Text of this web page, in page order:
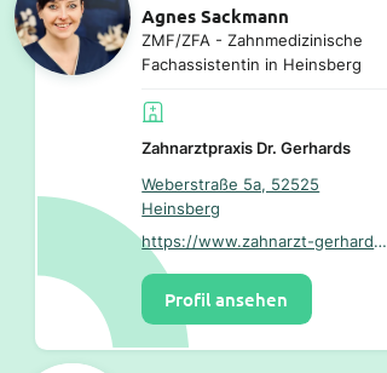
Agnes Sackmann
ZMF/ZFA - Zahnmedizinische
Fachassistentin in Heinsberg
Zahnarztpraxis Dr. Gerhards
Weberstraße 5a, 52525
Heinsberg
https://www.zahnarzt-gerhards.de/
Profil ansehen